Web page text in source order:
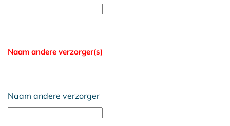
Naam andere verzorger(s)
Naam andere verzorger